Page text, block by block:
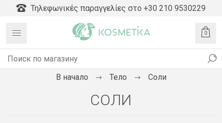
Τηλεφωνικές παραγγελίες στο +30 210 9530229
0
В начало Тело Соли
СОЛИ